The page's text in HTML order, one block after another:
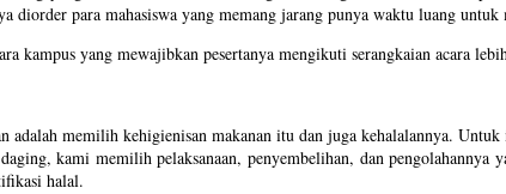
diorder para mahasiswa yang memang jarang punya waktu luang untuk
kampus yang mewajibkan pesertanya mengikuti serangkaian acara
adalah memilih kehigienisan makanan itu dan juga kehalalannya.
kami memilih pelaksanaan, penyembelihan, dan
halal.